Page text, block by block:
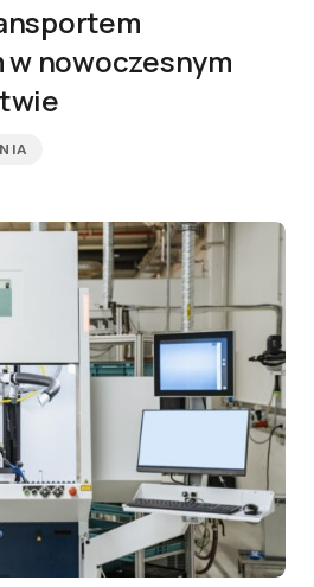
nowoczesnym